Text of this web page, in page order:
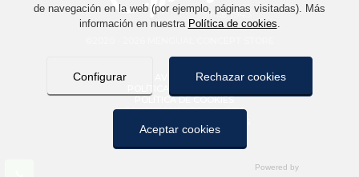
AVISO LEGAL
POLÍTICA DE COOKIES
CONDICIONES DE COMPRA
CONTACTO
MAPA WEB
de navegación en la web (por ejemplo, páginas visitadas). Más
información en nuestra Política de cookies.
Configurar Rechazar cookies
Aceptar cookies